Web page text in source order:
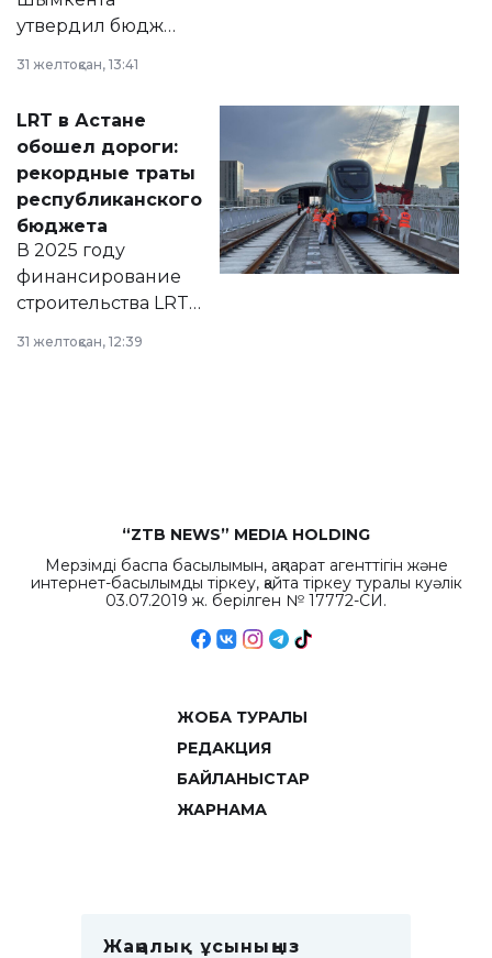
утвердил бюджет
2028 годы.
документ
появился в базе
нормативных
правовых актов и
на сайте маслихат
города.
31 желтоқсан, 13:41
LRT в Астане
обошел дороги:
рекордные траты
республиканского
бюджета
В 2025 году
финансирование
строительства LRT
республиканского
31 желтоқсан, 12:39
“ZTB NEWS” MEDIA HOLDING
Мерзімді баспа басылымын, ақпарат агенттігін және
интернет-басылымды тіркеу, қайта тіркеу туралы куәлік
03.07.2019 ж. берілген № 17772-СИ.
ЖОБА ТУРАЛЫ
РЕДАКЦИЯ
БАЙЛАНЫСТАР
ЖАРНАМА
Жаңалық ұсыныңыз